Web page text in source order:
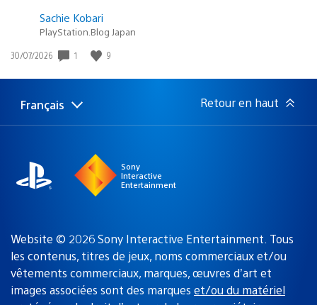
Sachie Kobari
PlayStation.Blog Japan
Date
publication
30/07/2026 1 9
Choisir
une
Région
actuelle
Français Retour en haut
Sony
Interactive
Entertainment
Website © 2026 Sony Interactive Entertainment. Tous
les contenus, titres de jeux, noms commerciaux et/ou
vêtements commerciaux, marques, œuvres d’art et
images associées sont des marques et/ou du matériel